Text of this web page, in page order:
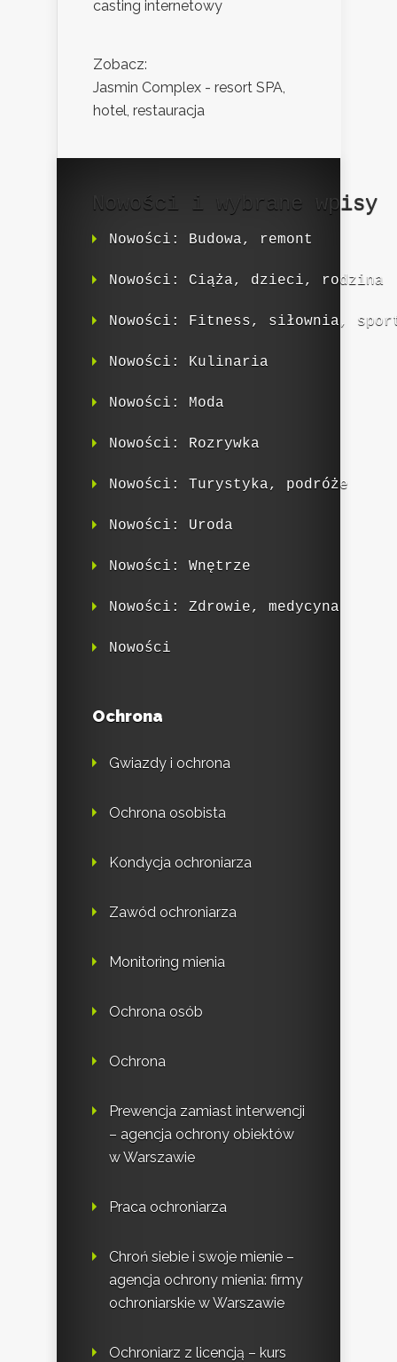
casting internetowy
Zobacz:
Jasmin Complex - resort SPA,
hotel, restauracja
Nowości i wybrane wpisy
Nowości: Budowa, remont
Nowości: Ciąża, dzieci, rodzina
Nowości: Fitness, siłownia,
Nowości: Kulinaria
Nowości: Moda
Nowości: Rozrywka
Nowości: Turystyka, podróże
Nowości: Uroda
Nowości: Wnętrze
Nowości: Zdrowie, medycyna
Nowości
Ochrona
Gwiazdy i ochrona
Ochrona osobista
Kondycja ochroniarza
Zawód ochroniarza
Monitoring mienia
Ochrona osób
Ochrona
Prewencja zamiast interwencji
– agencja ochrony obiektów
w Warszawie
Praca ochroniarza
Chroń siebie i swoje mienie –
agencja ochrony mienia: firmy
ochroniarskie w Warszawie
Ochroniarz z licencją – kurs